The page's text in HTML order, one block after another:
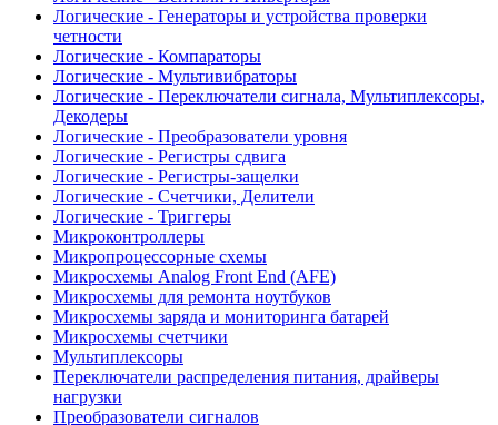
Логические - Генераторы и устройства проверки
четности
Логические - Компараторы
Логические - Мультивибраторы
Логические - Переключатели сигнала, Мультиплексоры,
Декодеры
Логические - Преобразователи уровня
Логические - Регистры сдвига
Логические - Регистры-защелки
Логические - Счетчики, Делители
Логические - Триггеры
Микроконтроллеры
Микропроцессорные схемы
Микросхемы Analog Front End (AFE)
Микросхемы для ремонта ноутбуков
Микросхемы заряда и мониторинга батарей
Микросхемы счетчики
Мультиплексоры
Переключатели распределения питания, драйверы
нагрузки
Преобразователи сигналов